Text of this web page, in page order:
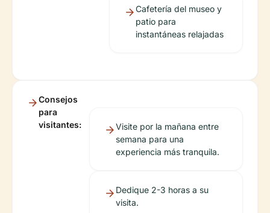
Cafetería del museo y
patio para
instantáneas relajadas
Consejos
para
visitantes:
Visite por la mañana entre
semana para una
experiencia más tranquila.
Dedique 2-3 horas a su
visita.